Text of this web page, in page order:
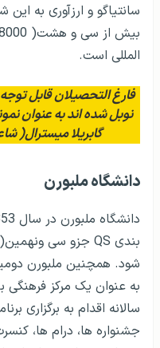
سانتیاگو و ارزآوری به
المللی است.
فارغ التحصیلان قابل
نوبل شده اند به عنوان
گابریلا میسترال(
دانشگاه ملبورن
شود. همچنین ملبورن
به عنوان یک مرکز
سالانه اقدام به برگزاری
جشنواره ها، درام ها،